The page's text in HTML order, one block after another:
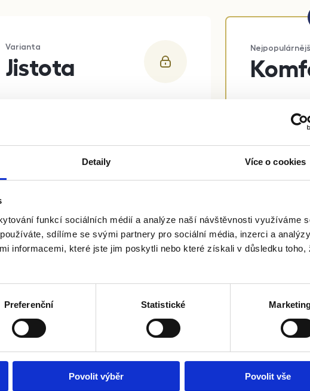
Detaily Více o cookies
funkcí sociálních médií a analýze naší návštěvnosti využíváme
sdílíme se svými partnery pro sociální média, inzerci a
informacemi, které jste jim poskytli nebo které získali v důsledku toho,
Preferenční Statistické
Povolit výběr Povolit vše
Varianta
Jistota
Pro majitele 17 200 Kč
Kompletní správa nemovitosti
Garance stavu bytu
Nájemné začínáme platit dle
Nájem při neobsazenosti: 60 %
Nájem u neplatičů: 100 %
Lokalita: Krajská města a okolí
Tržní nájem
Pro majitele
Garance
Nájem
Nájem